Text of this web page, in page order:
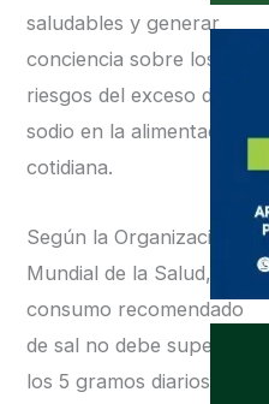
saludables y generar
conciencia sobre los
riesgos del exceso de
sodio en la alimentación
cotidiana.
Según la Organización
Mundial de la Salud, el
consumo recomendado
de sal no debe superar
los 5 gramos diarios en